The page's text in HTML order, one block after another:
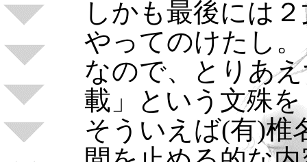
しかも最後には
やってのけたし。
なので、とりあ
載」という文殊
そういえば(有)椎